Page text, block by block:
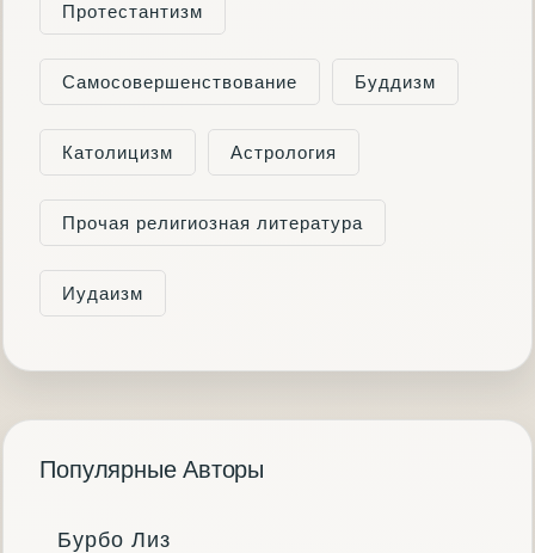
Протестантизм
Самосовершенствование Буддизм
Католицизм Астрология
Прочая религиозная литература
Иудаизм
Популярные Авторы
Бурбо Лиз